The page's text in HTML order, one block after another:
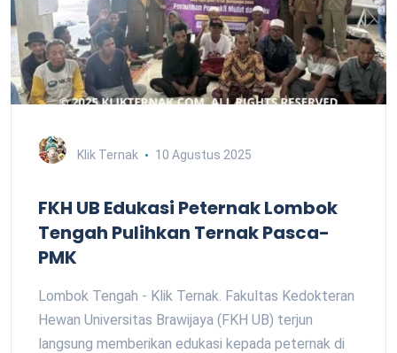
Klik Ternak 10 Agustus 2025
FKH UB Edukasi Peternak Lombok
Tengah Pulihkan Ternak Pasca-
PMK
Lombok Tengah - Klik Ternak. Fakultas Kedokteran
Hewan Universitas Brawijaya (FKH UB) terjun
langsung memberikan edukasi kepada peternak di